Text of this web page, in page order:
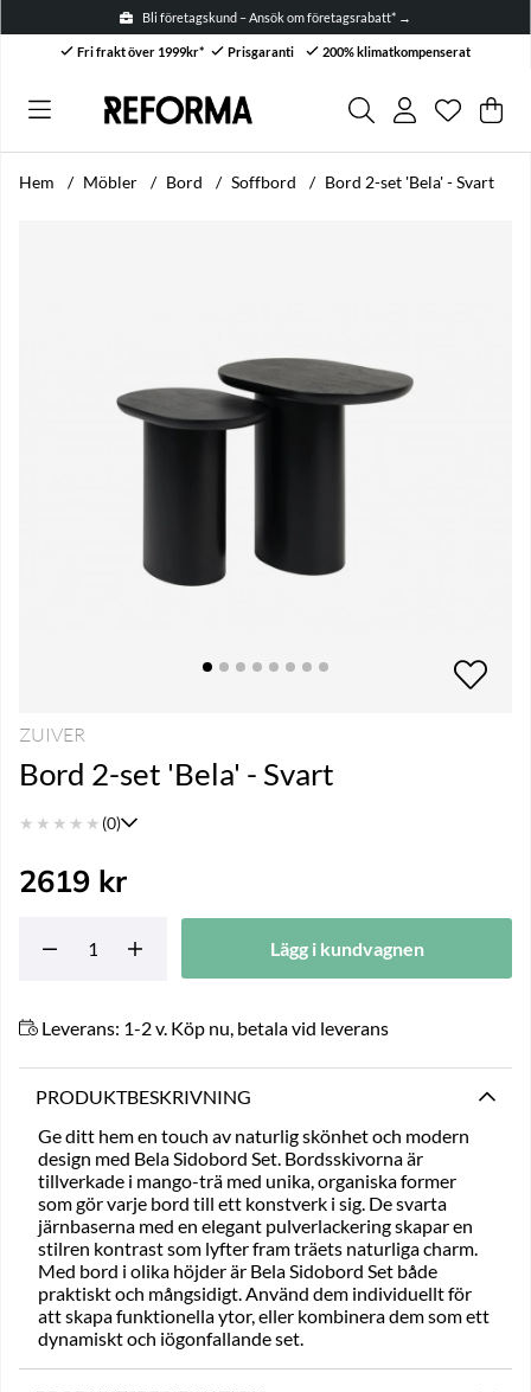
Bli företagskund – Ansök om företagsrabatt* →
Fri frakt över 1999kr* Prisgaranti 200% klimatkompenserat
Antal i
. .
Hem Möbler Bord Soffbord Bord 2-set 'Bela' - Svart
ZUIVER
Bord 2-set 'Bela' - Svart
★ ★ ★ ★ ★ (0)
2619 kr
Lägg i kundvagnen
Leverans: 1-2 v. Köp nu, betala vid leverans
PRODUKTBESKRIVNING
Ge ditt hem en touch av naturlig skönhet och modern
design med Bela Sidobord Set. Bordsskivorna är
tillverkade i mango-trä med unika, organiska former
som gör varje bord till ett konstverk i sig. De svarta
järnbaserna med en elegant pulverlackering skapar en
stilren kontrast som lyfter fram träets naturliga charm.
Med bord i olika höjder är Bela Sidobord Set både
praktiskt och mångsidigt. Använd dem individuellt för
att skapa funktionella ytor, eller kombinera dem som ett
dynamiskt och iögonfallande set.